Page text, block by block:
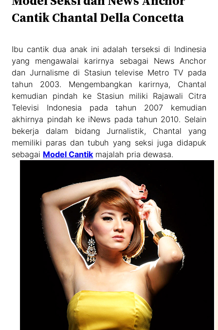
Cantik Chantal Della Concetta
Ibu cantik dua anak ini adalah terseksi di Indinesia
yang mengawalai karirnya sebagai News Anchor
dan Jurnalisme di Stasiun televise Metro TV pada
tahun 2003. Mengembangkan karirnya, Chantal
kemudian pindah ke Stasiun miliki Rajawali Citra
Televisi Indonesia pada tahun 2007 kemudian
akhirnya pindah ke iNews pada tahun 2010. Selain
bekerja dalam bidang Jurnalistik, Chantal yang
memiliki paras dan tubuh yang seksi juga didapuk
sebagai Model Cantik majalah pria dewasa.